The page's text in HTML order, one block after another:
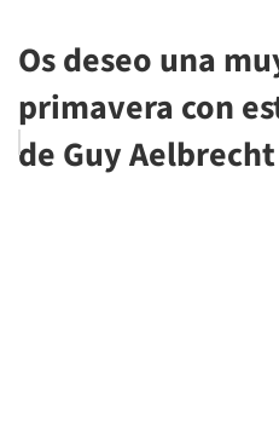
Os deseo una
primavera con
de Guy Aelbrecht